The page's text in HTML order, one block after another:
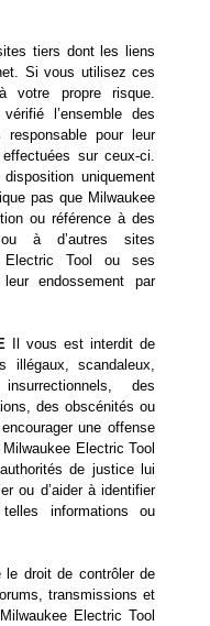
tiers dont les liens
Si vous utilisez ces
votre propre risque.
l’ensemble des
pour leur
sur ceux-ci.
uniquement
pas que Milwaukee
ou référence à des
à d’autres sites
Electric Tool ou ses
endossement par
Il vous est interdit de
illégaux, scandaleux,
des
des obscénités ou
une offense
Electric Tool
de justice lui
ou d’aider à identifier
informations ou
le droit de contrôler de
transmissions et
Electric Tool